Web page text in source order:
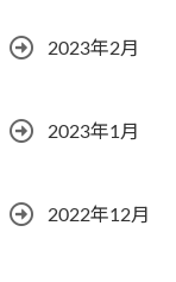
2023年2月
2023年1月
2022年12月